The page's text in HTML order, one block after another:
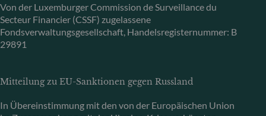
Von der Luxemburger Commission de Surveillance du
Secteur Financier (CSSF) zugelassene
Fondsverwaltungsgesellschaft, Handelsregisternummer: B
29891
Mitteilung zu EU-Sanktionen gegen Russland
In Übereinstimmung mit den von der Europäischen Union